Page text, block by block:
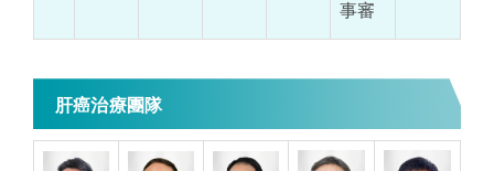
事審
肝癌治療團隊